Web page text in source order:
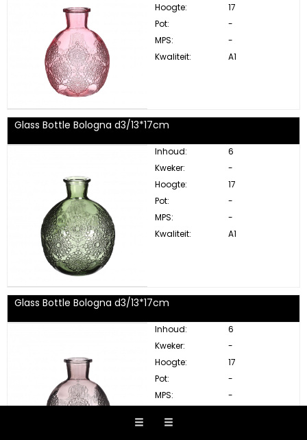
Hoogte:
17
Pot:
-
MPS:
-
Kwaliteit:
A1
Glass Bottle Bologna d3/13*17cm
Inhoud:
6
Kweker:
-
Hoogte:
17
Pot:
-
MPS:
-
Kwaliteit:
A1
Glass Bottle Bologna d3/13*17cm
Inhoud:
6
Kweker:
-
Hoogte:
17
Pot:
-
MPS:
-